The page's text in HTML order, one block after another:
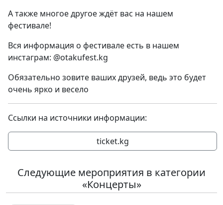
А также многое другое ждёт вас на нашем
фестивале!
Вся информация о фестивале есть в нашем
инстаграм: @otakufest.kg
Обязательно зовите ваших друзей, ведь это будет
очень ярко и весело
Ссылки на источники информации:
ticket.kg
Следующие мероприятия в категории
«Концерты»